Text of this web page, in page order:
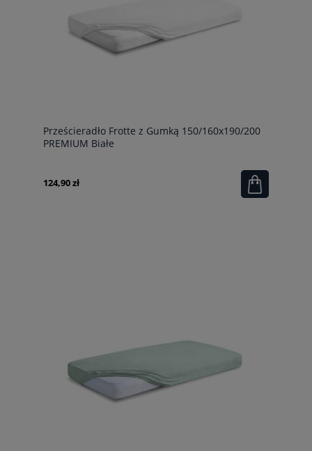
Prześcieradło Frotte z Gumką 150/160x190/200
PREMIUM Białe
124,90 zł